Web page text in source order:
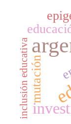
mutación
inclusión educativa